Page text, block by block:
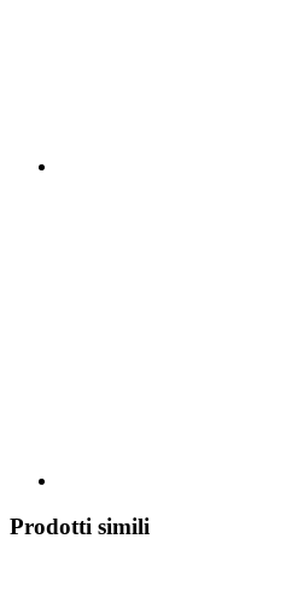
Prodotti simili